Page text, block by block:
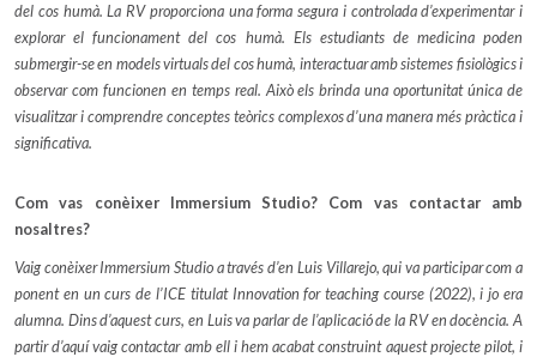
del cos humà. La RV proporciona una forma segura i controlada d’experimentar i
explorar el funcionament del cos humà. Els estudiants de medicina poden
submergir-se en models virtuals del cos humà, interactuar amb sistemes fisiològics i
observar com funcionen en temps real. Això els brinda una oportunitat única de
visualitzar i comprendre conceptes teòrics complexos d’una manera més pràctica i
significativa.
Com vas conèixer Immersium Studio? Com vas contactar amb
nosaltres?
Vaig conèixer Immersium Studio a través d’en Luis Villarejo, qui va participar com a
ponent en un curs de l’ICE titulat Innovation for teaching course (2022), i jo era
alumna. Dins d’aquest curs, en Luis va parlar de l’aplicació de la RV en docència. A
partir d’aquí vaig contactar amb ell i hem acabat construint aquest projecte pilot, i